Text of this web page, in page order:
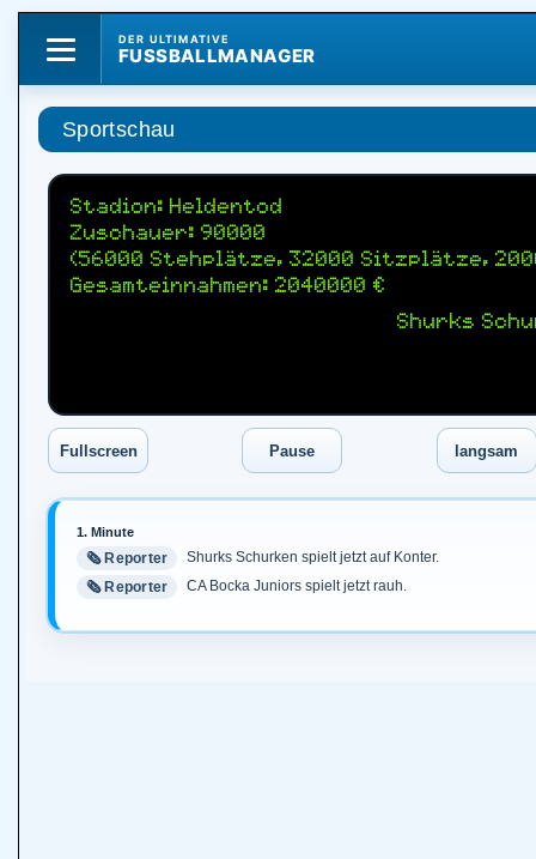
DER ULTIMATIVE
FUSSBALLMANAGER
Sportschau
Stadion: Heldentod
Zuschauer: 90000
(56000 Stehplätze, 32000 Sitzplätze,
Gesamteinnahmen: 2040000 €
Shurks
1. Minute
🗞️ Reporter
Shurks Schurken spielt jetzt auf Konter.
🗞️ Reporter
CA Bocka Juniors spielt jetzt rauh.